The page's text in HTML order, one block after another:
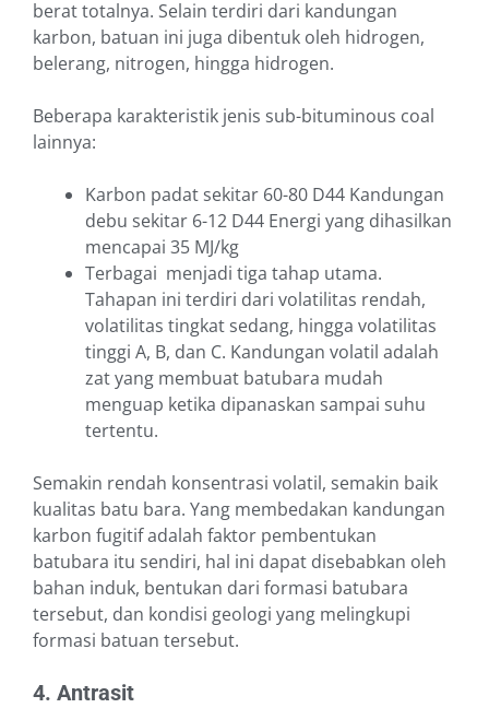
berat totalnya. Selain terdiri dari kandungan
karbon, batuan ini juga dibentuk oleh hidrogen,
belerang, nitrogen, hingga hidrogen.
Beberapa karakteristik jenis sub-bituminous coal
lainnya:
Karbon padat sekitar 60-80 D44 Kandungan
debu sekitar 6-12 D44 Energi yang dihasilkan
mencapai 35 MJ/kg
Terbagai menjadi tiga tahap utama.
Tahapan ini terdiri dari volatilitas rendah,
volatilitas tingkat sedang, hingga volatilitas
tinggi A, B, dan C. Kandungan volatil adalah
zat yang membuat batubara mudah
menguap ketika dipanaskan sampai suhu
tertentu.
Semakin rendah konsentrasi volatil, semakin baik
kualitas batu bara. Yang membedakan kandungan
karbon fugitif adalah faktor pembentukan
batubara itu sendiri, hal ini dapat disebabkan oleh
bahan induk, bentukan dari formasi batubara
tersebut, dan kondisi geologi yang melingkupi
formasi batuan tersebut.
4. Antrasit